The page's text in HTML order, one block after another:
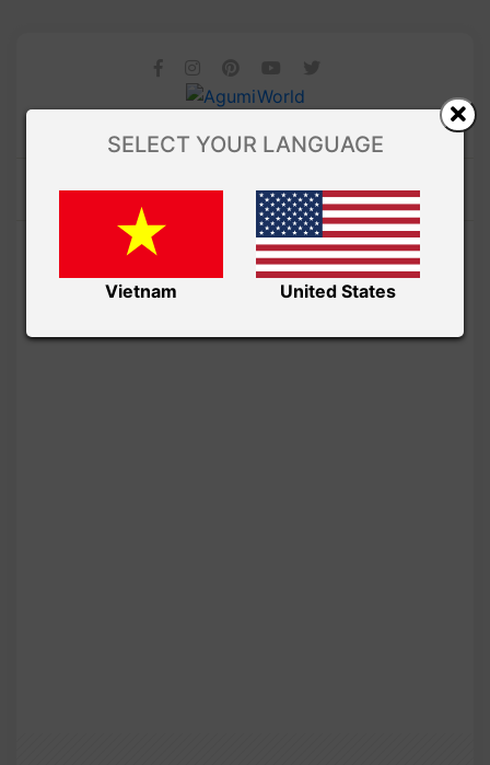
SELECT YOUR LANGUAGE
Vietnam United States